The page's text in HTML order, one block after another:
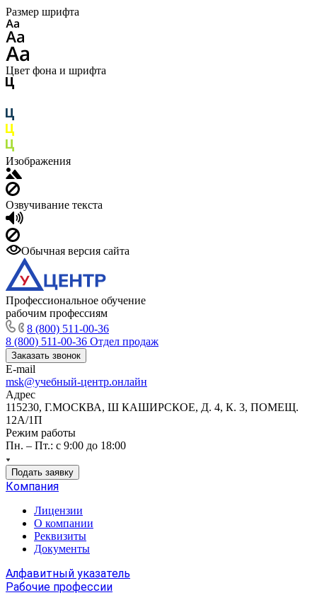
Размер шрифта
Цвет фона и шрифта
Изображения
Озвучивание текста
Обычная версия сайта
Профессиональное обучение
рабочим профессиям
8 (800) 511-00-36
8 (800) 511-00-36 Отдел продаж
Заказать звонок
E-mail
msk@учебный-центр.онлайн
Адрес
115230, Г.МОСКВА, Ш КАШИРСКОЕ, Д. 4, К. 3, ПОМЕЩ.
12А/1П
Режим работы
Пн. – Пт.: с 9:00 до 18:00
Подать заявку
Компания
Лицензии
О компании
Реквизиты
Документы
Алфавитный указатель
Рабочие профессии